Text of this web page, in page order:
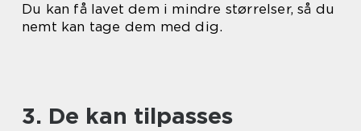
Du kan få lavet dem i mindre størrelser, så du
nemt kan tage dem med dig.
3. De kan tilpasses